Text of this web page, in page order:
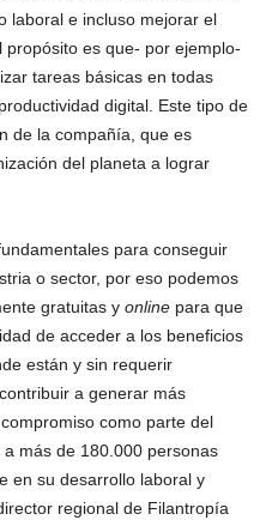
laboral e incluso mejorar el
es que- por ejemplo-
tareas básicas en todas
digital. Este tipo de
de la compañía, que es
del planeta a lograr
para conseguir
o sector, por eso podemos
gratuitas y online para que
de acceder a los beneficios
están y sin requerir
a generar más
como parte del
más de 180.000 personas
en su desarrollo laboral y
regional de Filantropía